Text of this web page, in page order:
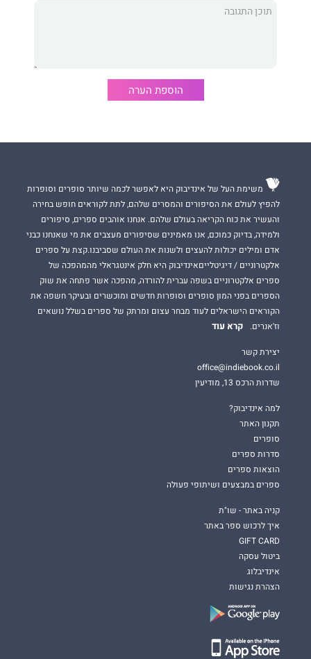
פסיכותרפיסטית ויועצת חינוכית ומשפחתית, נקודת מבט רכה, מפויסת
עוטפות אנשים בעת שומעם על נושא מורכב מעין זה. ההרהורים,
המחשבות והדילמות שכתבה במשך תקופה ארוכה, נאספו לספר זה,
המעניק תקווה תמידית וכוח רב עוצמה, הן לאהוב, הן לחלום והן לחיות.
זאת, מתוך ידיעה כי "כניסה לקשר אחרי אובדן חייבת להיות מתוך
ידיעה והבנה שהקשר הזה - הוא אחר".
צריך אומץ כדי לבחור
הוספת הערה
משימת העל של אינדיבוק היא לאפשר לכמה שיותר סופרים וסופרות
להפיץ לעולם את הסיפורים והמסרים שלהם, לתת לקוראים חופש בחירה
והעשיר את כוח הקריאה בעולם שלהם. אנחנו אוהבים ספרים, סיפורים
ולמידה, בדיוק כמוכם, אנו מאמינים שסיפורים מעצבים את מי שאנחנו כבני
אדם ומילים יכולות להעצים ולשנות את העולם שסביבנו.קצת על ספרים
אלקטרוניים / דיגיטלייםאינדיבוק היא חלק אינטגראלי מהמהפכה של
ספרים אלקטרוניים בשפה עברית להורדה, מהפכה אשר פתחה את שוק
הספרים בפני המון סופרים וסופרות חדשים ומוכשרים ובעיקר חשפה את
הקוראים הישראלים לעוד מבחר עצום ומרתק של ספרים בשלל נושאים
וז'אנרים.
קרא עוד
יצירת קשר
office@indiebook.co.il
שדרות הרכס 13, מודיעין
למה אינדיבוק?
תקנון האתר
סופרים
סדרות ספרים
הוצאות ספרים
ספרים במבצעים ושיתופי פעולה
קניה באתר - שו"ת
איך לרכוש ספר באתר
GIFT CARD
ביטול עסקה
אינדיבלוג
הצהרת נגישות